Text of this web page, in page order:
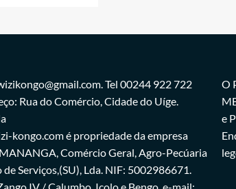
Tel 00244 922 722
Rua do Comércio, Cidade do Uíge.
kongo.com é propriedade da empresa
Comércio Geral, Agro-Pecúaria
de Serviços,(SU), Lda. NIF: 5002986671.
O
e